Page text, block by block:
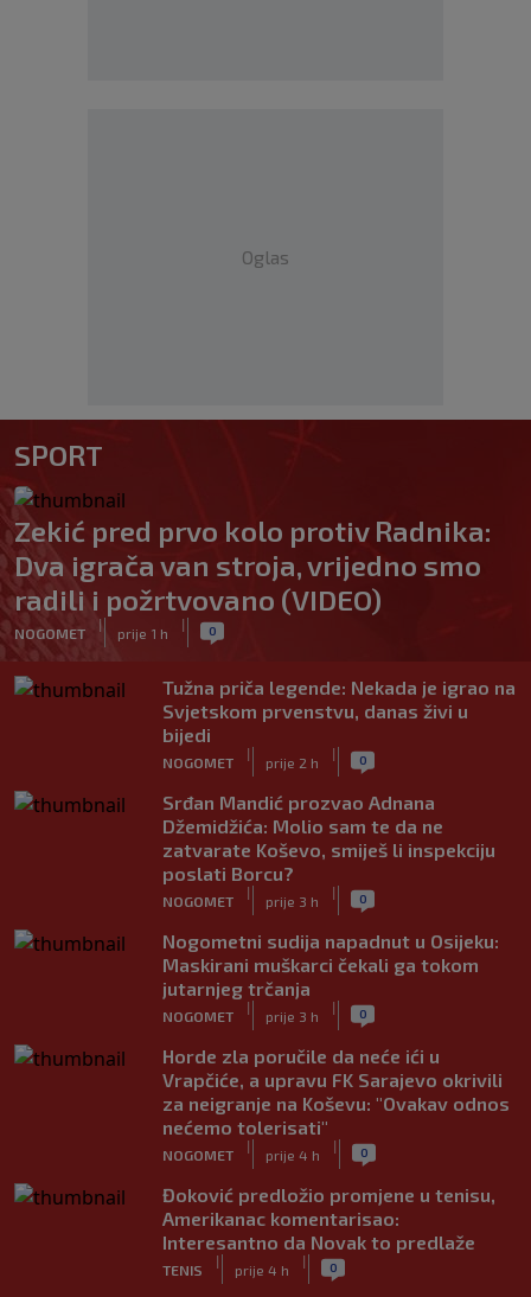
Oglas
SPORT
Zekić pred prvo kolo protiv Radnika:
Dva igrača van stroja, vrijedno smo
radili i požrtvovano (VIDEO)
NOGOMET
|
prije 1 h
| 0
Tužna priča legende: Nekada je igrao na
Svjetskom prvenstvu, danas živi u
bijedi
NOGOMET
|
prije 2 h
| 0
Srđan Mandić prozvao Adnana
Džemidžića: Molio sam te da ne
zatvarate Koševo, smiješ li inspekciju
poslati Borcu?
NOGOMET
|
prije 3 h
| 0
Nogometni sudija napadnut u Osijeku:
Maskirani muškarci čekali ga tokom
jutarnjeg trčanja
NOGOMET
|
prije 3 h
| 0
Horde zla poručile da neće ići u
Vrapčiće, a upravu FK Sarajevo okrivili
za neigranje na Koševu: "Ovakav odnos
nećemo tolerisati"
NOGOMET
|
prije 4 h
| 0
Đoković predložio promjene u tenisu,
Amerikanac komentarisao:
Interesantno da Novak to predlaže
TENIS
|
prije 4 h
| 0